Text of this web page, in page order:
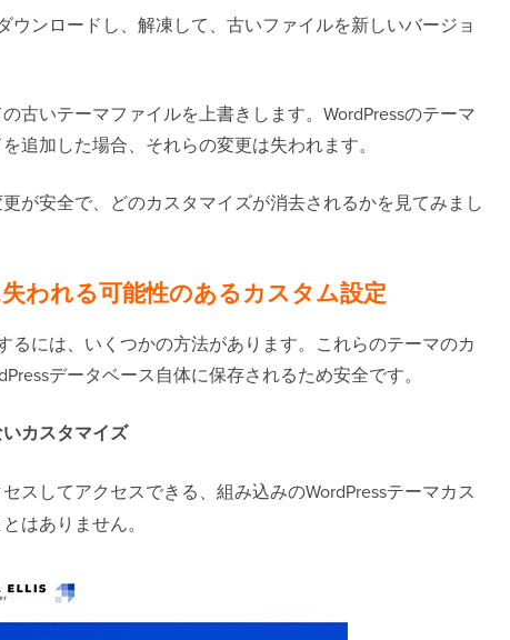
ウンロードし、解凍して、古いファイルを新しいバージョ
古いテーマファイルを上書きします。WordPressのテーマ
追加した場合、それらの変更は失われます。
が安全で、どのカスタマイズが消去されるかを見てみまし
われる可能性のあるカスタム設定
るには、いくつかの方法があります。これらのテーマのカ
データベース自体に保存されるため安全です。
カスタマイズ
スしてアクセスできる、組み込みのWordPressテーマカス
はありません。